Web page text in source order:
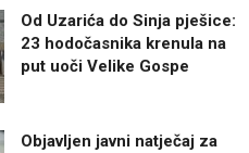
Od Uzarića do Sinja pješice:
23 hodočasnika krenula na
put uoči Velike Gospe
Objavljen javni natječaj za